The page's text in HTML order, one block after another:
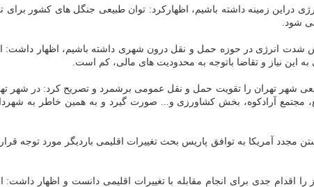
شود.
این نیاز و تقاضا باتوجه به محدودیت های مالی، کم است.
شهر تهران را تقویت حمل و نقل عمومی برشمرد و تصریح کرد: در شهر
مجتمع آرادکوه، بخش کشاورزی و... صورت گیرد و به همین خاطر به
مجدد آمریکا به توافق پاریس بحث تغییرات اقلیمی باردیگر مورد توجه
جدی برای انجام مقابله با تغییرات اقلیمی دانست و اظهار داشت: